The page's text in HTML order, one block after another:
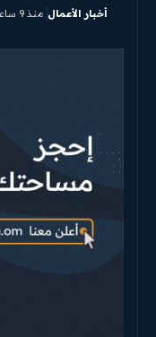
أخبار الأعمال منذ 9 ساعات